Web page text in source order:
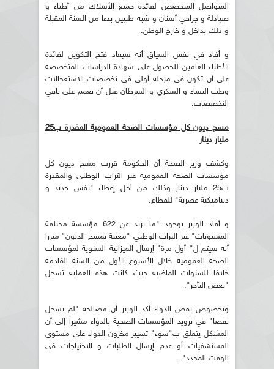
المتواصل المتخصص لفائدة جميع الأسلاك من أطباء و
صيادلة و جراحي أسنان و شبه طبيين بدءا من السنة المقبلة
و ذلك بداخل و خارج الوطن.
و أفاد في نفس السياق أنه سيعاد فتح التكوين لفائدة
الأطباء العامين للحصول على شهادة الدراسات المتخصصة
على أن تكون في مرحلة أولى في تخصصات الاستعجالات
وطب النساء و السكري و السرطان قبل أن تعمم على باقي
التخصصات.
مسح ديون كل مؤسسات الصحة العمومية المقدرة ب25
مليار دينار
وكشف وزير الصحة أن الحكومة قررت مسح ديون كل
مؤسسات الصحة العمومية عبر التراب الوطني والمقدرة
ب25 مليار دينار وذلك من أجل إعطاء "نفس جديد و
ديناميكية عصرية" للقطاع.
و أفاد الوزير بوجود "ما يزيد عن 622 مؤسسة مختلفة
المستويات" عبر التراب الوطني "معنية بمسح الديون" مبرزا
أنه سيتم ل" أول مرة" إرسال الميزانية السنوية لمؤسسات
الصحة العمومية خلال الأسبوع الأول من السنة القادمة
خلافا للسنوات الماضية حيث كانت هذه العملية تسجل
"بعض التأخر".
وبخصوص نقص الدواء أكد الوزير أن مصالحه "لم تسجل
نقصا" في تزويد المؤسسات الصحية بالدواء مشيرا إلى أن
المشكل يتعلق ب"سوء" تسيير مخزون الدواء على مستوى
المستشفيات أو عدم إرسال الطلبات و الاحتياجات في
الوقت المحدد".